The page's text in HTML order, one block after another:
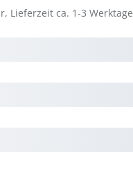
Lieferzeit ca. 1-3 Werktage